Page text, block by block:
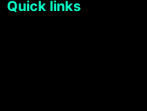
Quick links